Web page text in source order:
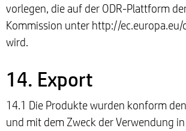
vorlegen, die auf der ODR-Plattform
Kommission unter http://
wird.
14. Export
14.1 Die Produkte wurden konform
und mit dem Zweck der Verwendung